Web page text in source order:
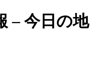
– 今日の地